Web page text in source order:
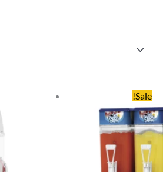
Sale!
המחיר
המקורי
היה:
₪11,100.00.
הוא:
₪9,999.00.